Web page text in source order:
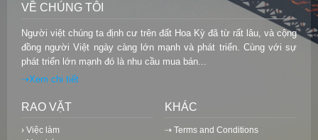
VỀ CHÚNG TÔI
Người việt chúng ta định cư trên đất Hoa Kỳ đã từ rất lâu, và cộng
đồng người Việt ngày càng lớn mạnh và phát triển. Cùng với sự
phát triển lớn mạnh đó là nhu cầu mua bán...
⇢Xem chi tiết
RAO VẶT
› Việc làm
KHÁC
⇢ Terms and Conditions